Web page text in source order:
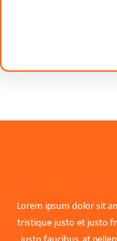
Lorem ipsum dolor sit
tristique justo et justo